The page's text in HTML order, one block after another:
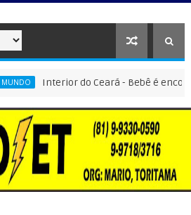
Interior do Ceará - Bebê é